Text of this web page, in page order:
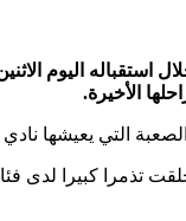
استقباله اليوم
الأخيرة.
التي يعيشها
تذمرا كبيرا لدى